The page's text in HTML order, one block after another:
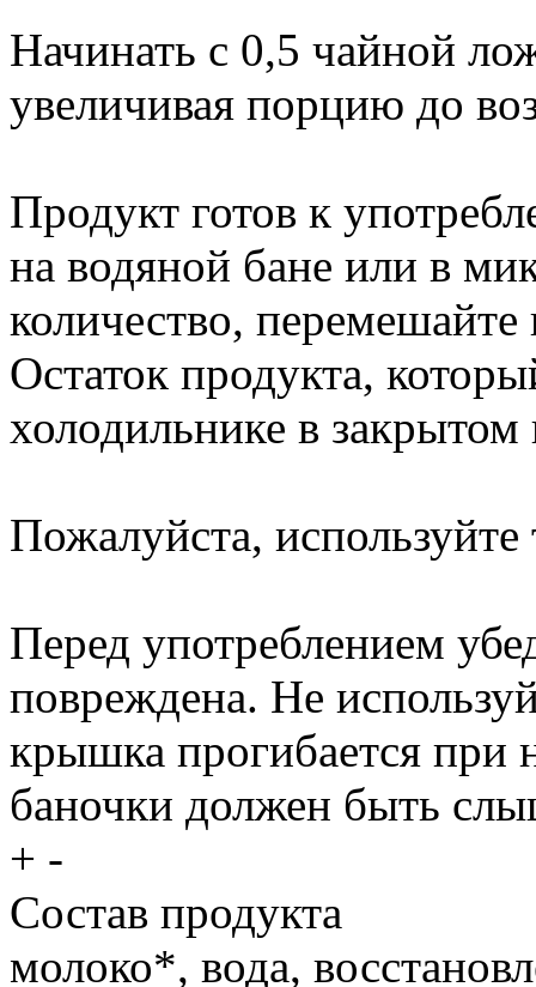
Начинать с 0,5 чайной
увеличивая порцию до
Продукт готов к
на водяной бане или в
количество, перемешайте
Остаток продукта,
холодильнике в закрытом
Пожалуйста,
Перед употреблением
повреждена. Не
крышка прогибается при
баночки должен быть
+ -
Состав продукта
молоко*, вода,